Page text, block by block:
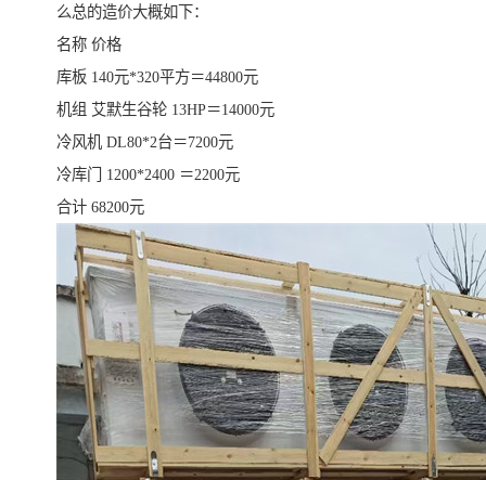
么总的造价大概如下：
名称 价格
库板 140元*320平方＝44800元
机组 艾默生谷轮 13HP＝14000元
冷风机 DL80*2台＝7200元
冷库门 1200*2400 ＝2200元
合计 68200元